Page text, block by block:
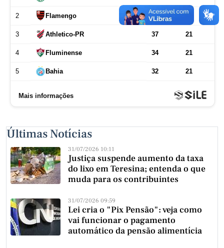
Últimas Notícias
31/07/2026 10:11
Justiça suspende aumento da taxa
do lixo em Teresina; entenda o que
muda para os contribuintes
31/07/2026 09:59
Lei cria o "Pix Pensão": veja como
vai funcionar o pagamento
automático da pensão alimentícia